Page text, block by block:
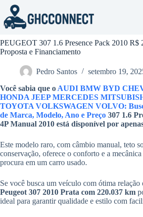
Pular
para
conteúdo
PEUGEOT 307 1.6 Presence Pack 2010 R$
Proposta e Financiamento
Pedro Santos
setembro 19,
Você sabia que o AUDI BMW BYD
HONDA JEEP MERCEDES
TOYOTA VOLKSWAGEN VOLVO:
de Marca, Modelo, Ano e Preço 307 1.6
4P Manual 2010 está disponível por
Este modelo raro, com câmbio manual, teto
conservação, oferece o conforto e a
procura em um carro usado.
Se você busca um veículo com ótima relação
Peugeot 307 2010 Prata com 220.037 km
ideal para garantir qualidade e estilo com